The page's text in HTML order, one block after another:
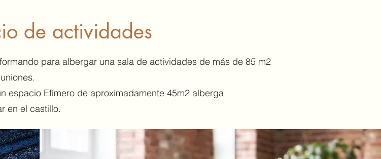
de actividades
para albergar una sala de actividades de más de 85 m2
espacio Efímero de aproximadamente 45m2 alberga
en el castillo.